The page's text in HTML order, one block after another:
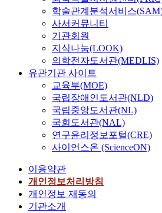
학술관계분석서비스
사서커뮤니티
기관회원
지식나눔(LOOK)
의학전자도서관(MEDLIS)
유관기관 사이트
교육부(MOE)
국립장애인도서관(NLD)
국립중앙도서관(NL)
국회도서관(NAL)
연구윤리정보포털(CRE)
사이언스온 (ScienceON)
이용약관
개인정보처리방침
개인정보 재동의
기관소개